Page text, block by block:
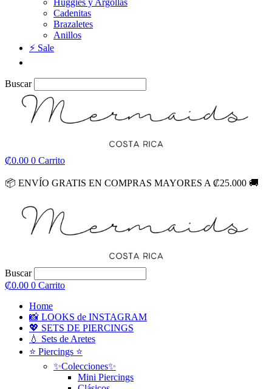
Huggies y Argollas
Cadenitas
Brazaletes
Anillos
⚡ Sale
Buscar
₡0.00 0 Carrito
📦 ENVÍO GRATIS EN COMPRAS MAYORES A ₡25.000 🚚
Buscar
₡0.00 0 Carrito
Home
📸 LOOKS de INSTAGRAM
💖 SETS DE PIERCINGS
💧 Sets de Aretes
⭐ Piercings ⭐
✨Colecciones✨
Mini Piercings